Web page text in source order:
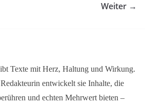
Weiter →
Texte mit Herz, Haltung und Wirkung.
entwickelt sie Inhalte, die
und echten Mehrwert bieten –